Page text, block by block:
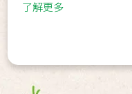
了解更多